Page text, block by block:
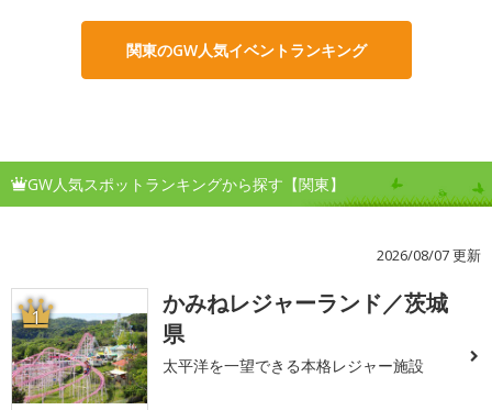
関東のGW人気イベントランキング
GW人気スポットランキングから探す【関東】
2026/08/07 更新
1
かみねレジャーランド／茨城
県
太平洋を一望できる本格レジャー施設